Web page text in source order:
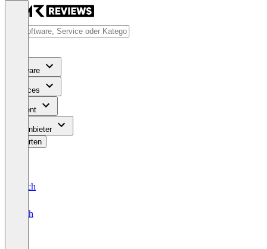
Software
Services
Content
Für Anbieter
Bewerten
Deutsch
English